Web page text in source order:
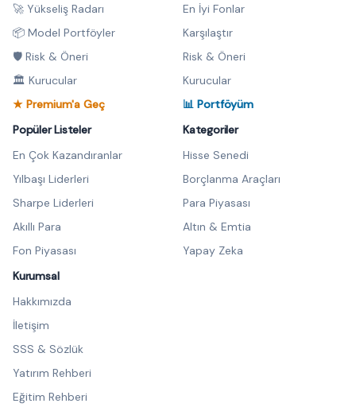
🚀 Yükseliş Radarı
📦 Model Portföyler
🛡️ Risk & Öneri
🏛️ Kurucular
★ Premium'a Geç
En İyi Fonlar
Karşılaştır
Risk & Öneri
Kurucular
📊 Portföyüm
Popüler Listeler
En Çok Kazandıranlar
Yılbaşı Liderleri
Sharpe Liderleri
Akıllı Para
Fon Piyasası
Kategoriler
Hisse Senedi
Borçlanma Araçları
Para Piyasası
Altın & Emtia
Yapay Zeka
Kurumsal
Hakkımızda
İletişim
SSS & Sözlük
Yatırım Rehberi
Eğitim Rehberi